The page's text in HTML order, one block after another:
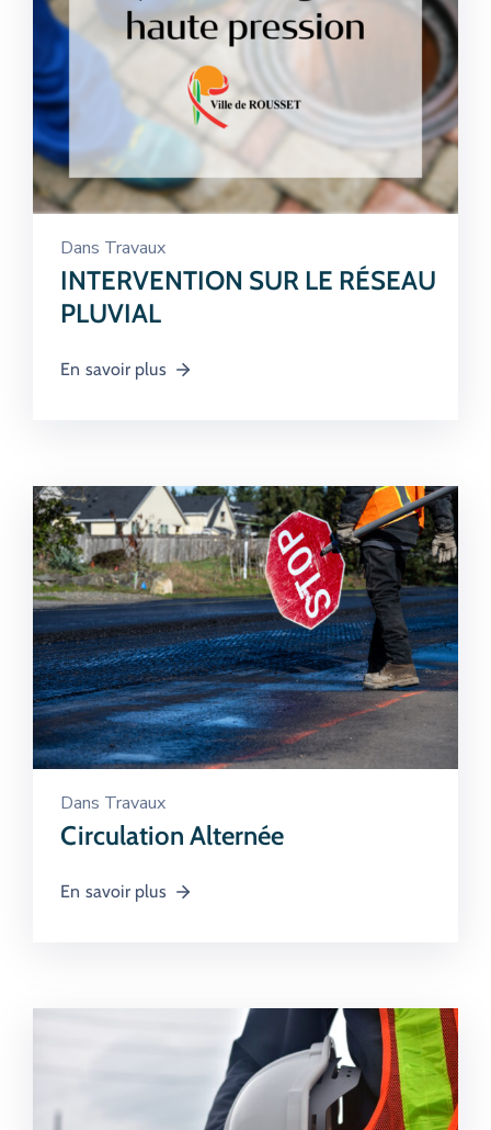
Dans Travaux
INTERVENTION SUR LE RÉSEAU
PLUVIAL
En savoir plus
Dans Travaux
Circulation Alternée
En savoir plus